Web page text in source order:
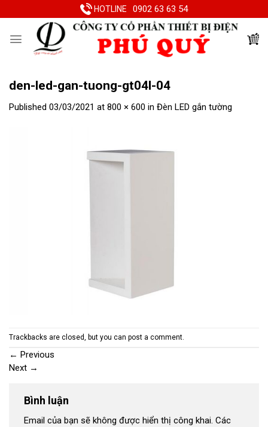
to
HOTLINE 0902 63 63 54
den-led-gan-tuong-gt04l-04
Published 03/03/2021 at 800 × 600 in Đèn LED gắn tường
Trackbacks are closed, but you can post a comment.
← Previous
Next →
Bình luận
Email của bạn sẽ không được hiển thị công khai. Các